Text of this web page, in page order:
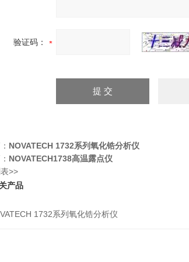
验证码：
NOVATECH 1732系列氧化锆分析仪
NOVATECH1738高温露点仪
>>
产品
1732系列氧化锆分析仪